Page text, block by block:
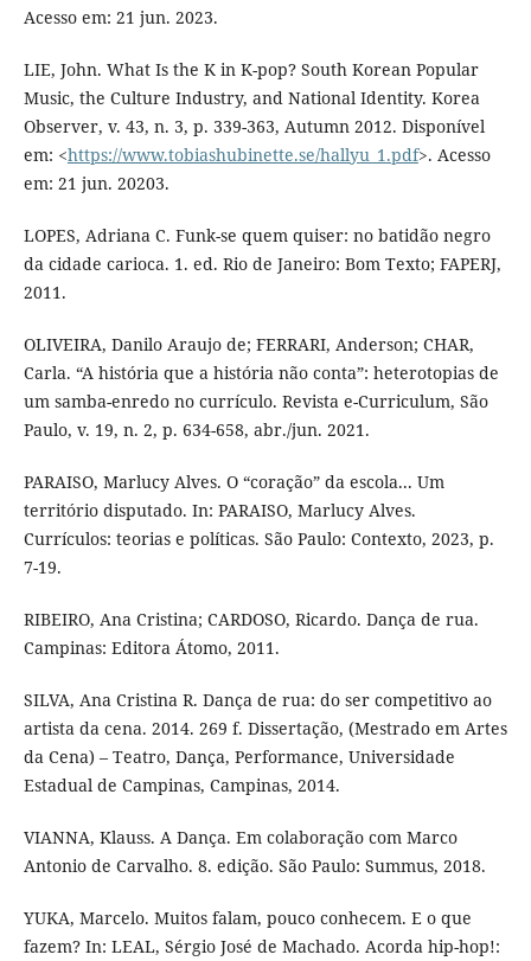
Acesso em: 21 jun. 2023.
LIE, John. What Is the K in K-pop? South Korean Popular
Music, the Culture Industry, and National Identity. Korea
Observer, v. 43, n. 3, p. 339-363, Autumn 2012. Disponível
em: <https://www.tobiashubinette.se/hallyu_1.pdf>. Acesso
em: 21 jun. 20203.
LOPES, Adriana C. Funk-se quem quiser: no batidão negro
da cidade carioca. 1. ed. Rio de Janeiro: Bom Texto; FAPERJ,
2011.
OLIVEIRA, Danilo Araujo de; FERRARI, Anderson; CHAR,
Carla. “A história que a história não conta”: heterotopias de
um samba-enredo no currículo. Revista e-Curriculum, São
Paulo, v. 19, n. 2, p. 634-658, abr./jun. 2021.
PARAISO, Marlucy Alves. O “coração” da escola... Um
território disputado. In: PARAISO, Marlucy Alves.
Currículos: teorias e políticas. São Paulo: Contexto, 2023, p.
7-19.
RIBEIRO, Ana Cristina; CARDOSO, Ricardo. Dança de rua.
Campinas: Editora Átomo, 2011.
SILVA, Ana Cristina R. Dança de rua: do ser competitivo ao
artista da cena. 2014. 269 f. Dissertação, (Mestrado em Artes
da Cena) – Teatro, Dança, Performance, Universidade
Estadual de Campinas, Campinas, 2014.
VIANNA, Klauss. A Dança. Em colaboração com Marco
Antonio de Carvalho. 8. edição. São Paulo: Summus, 2018.
YUKA, Marcelo. Muitos falam, pouco conhecem. E o que
fazem? In: LEAL, Sérgio José de Machado. Acorda hip-hop!: